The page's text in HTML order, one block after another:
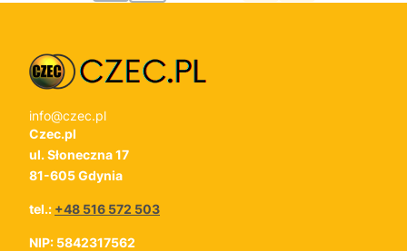
info@czec.pl
Czec.pl
ul. Słoneczna 17
81-605 Gdynia
tel.: +48 516 572 503
NIP: 5842317562